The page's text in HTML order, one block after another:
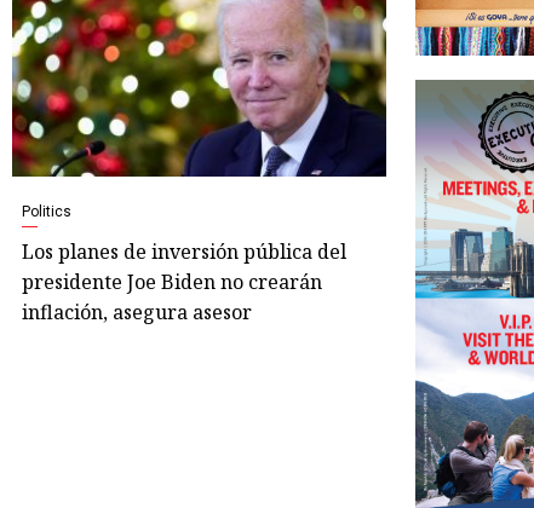
Politics
Los planes de inversión pública del
presidente Joe Biden no crearán
inflación, asegura asesor